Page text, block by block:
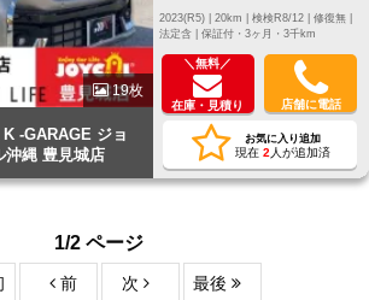
19枚
-GARAGE ジョ
沖縄 豊見城店
修復無 |
法定含 | 保証付・3ヶ月・3千km
＼無料／
在庫・見積り 店舗に電話
お気に入り追加
現在 2 人が追加済
1/2 ページ
前 次 最後